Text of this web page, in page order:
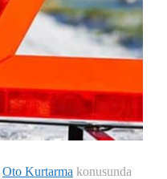
Oto Kurtarma konusunda